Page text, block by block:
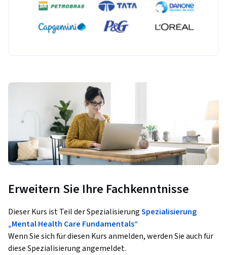
Erweitern Sie Ihre Fachkenntnisse
Dieser Kurs ist Teil der SpezialisierungSpezialisierung
„Mental Health Care Fundamentals“
Wenn Sie sich für diesen Kurs anmelden, werden Sie auch für
diese Spezialisierung angemeldet.